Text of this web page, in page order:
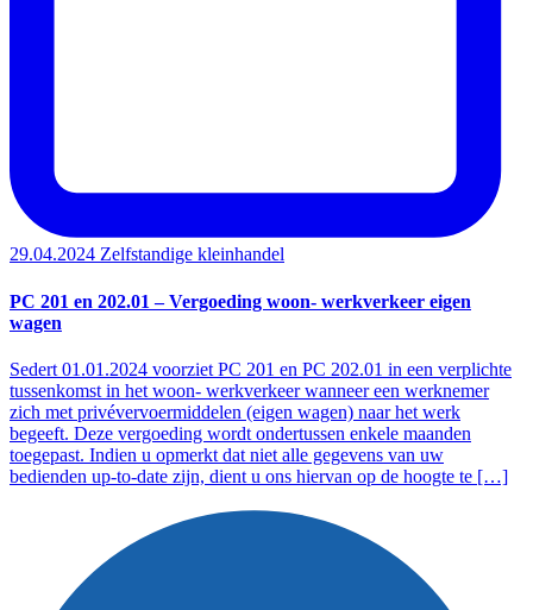
29.04.2024 Zelfstandige kleinhandel
PC 201 en 202.01 – Vergoeding woon- werkverkeer eigen
wagen
Sedert 01.01.2024 voorziet PC 201 en PC 202.01 in een verplichte
tussenkomst in het woon- werkverkeer wanneer een werknemer
zich met privévervoermiddelen (eigen wagen) naar het werk
begeeft. Deze vergoeding wordt ondertussen enkele maanden
toegepast. Indien u opmerkt dat niet alle gegevens van uw
bedienden up-to-date zijn, dient u ons hiervan op de hoogte te […]